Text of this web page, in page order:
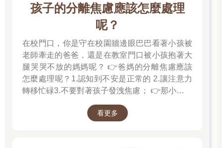
孩子的分離焦慮應該怎麼處理
呢？
在校門口，你是守在校園牆邊眼巴巴看著小孩被
老師牽走的爸爸，還是在教室門口被小孩抱著大
腿哭哭不放的媽媽呢？ 👉爸媽的分離焦慮應該
怎麼處理呢？1.認知到不安是正常的 2.讓注意力
轉移忙碌3.不要對著孩子發洩焦慮； 👉那小朋友
也許是熟悉的玩偶增加安全感 2.與孩子分開時請
看更多